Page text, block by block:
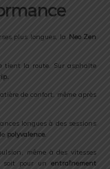
plus longues, la Neo Zen
tient la route. Sur asphalte
de confort, même après
longues à des sessions
polyvalence.
même à des vitesses
soit pour un entraînement